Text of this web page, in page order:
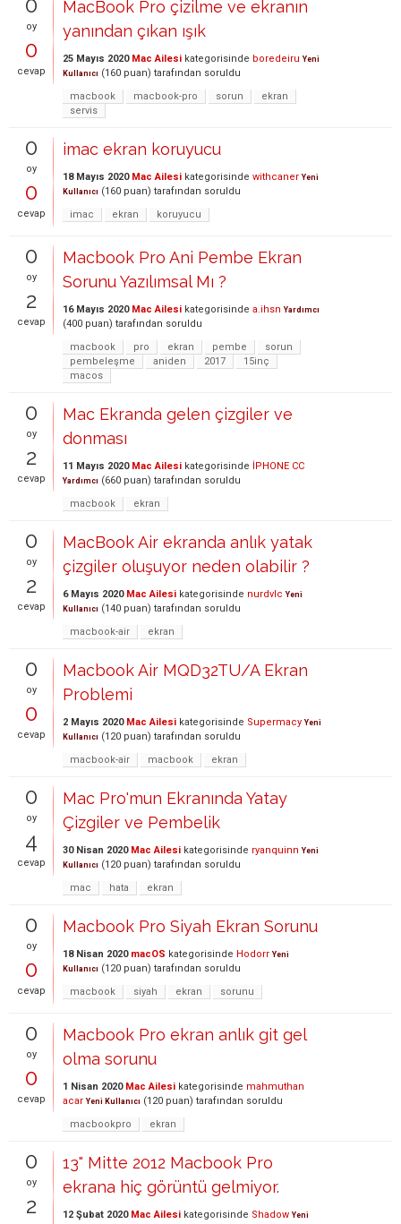
oy
0
cevap
MacBook Pro çizilme ve ekranın
yanından çıkan ışık
25 Mayıs 2020 Mac Ailesi kategorisinde boredeiru Yeni
Kullanıcı (160 puan) tarafından soruldu
macbook
macbook-pro sorun
ekran
servis
0
oy
0
cevap
imac ekran koruyucu
18 Mayıs 2020 Mac Ailesi kategorisinde withcaner Yeni
Kullanıcı (160 puan) tarafından soruldu
imac
ekran koruyucu
0
oy
2
cevap
Macbook Pro Ani Pembe Ekran
Sorunu Yazılımsal Mı ?
16 Mayıs 2020 Mac Ailesi kategorisinde a.ihsn Yardımcı
(400 puan) tarafından soruldu
macbook
pro ekran pembe
sorun
pembeleşme
aniden 2017
15inç
macos
0
oy
2
cevap
Mac Ekranda gelen çizgiler ve
donması
11 Mayıs 2020 Mac Ailesi kategorisinde İPHONE CC
Yardımcı (660 puan) tarafından soruldu
macbook
ekran
0
oy
2
cevap
MacBook Air ekranda anlık yatak
çizgiler oluşuyor neden olabilir ?
6 Mayıs 2020 Mac Ailesi kategorisinde nurdvlc Yeni
Kullanıcı (140 puan) tarafından soruldu
macbook-air
ekran
0
oy
0
cevap
Macbook Air MQD32TU/A Ekran
Problemi
2 Mayıs 2020 Mac Ailesi kategorisinde Supermacy Yeni
Kullanıcı (120 puan) tarafından soruldu
macbook-air
macbook ekran
0
oy
4
cevap
Mac Pro'mun Ekranında Yatay
Çizgiler ve Pembelik
30 Nisan 2020 Mac Ailesi kategorisinde ryanquinn Yeni
Kullanıcı (120 puan) tarafından soruldu
mac
hata ekran
0
oy
0
cevap
Macbook Pro Siyah Ekran Sorunu
18 Nisan 2020 macOS kategorisinde Hodorr Yeni
Kullanıcı (120 puan) tarafından soruldu
macbook
siyah ekran sorunu
0
oy
0
cevap
Macbook Pro ekran anlık git gel
olma sorunu
1 Nisan 2020 Mac Ailesi kategorisinde mahmuthan
acar Yeni Kullanıcı (120 puan) tarafından soruldu
macbookpro
ekran
0
oy
2
13" Mitte 2012 Macbook Pro
ekrana hiç görüntü gelmiyor.
12 Şubat 2020 Mac Ailesi kategorisinde Shadow Yeni